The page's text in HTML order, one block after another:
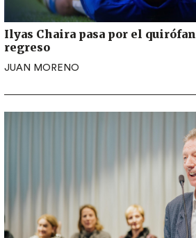
Ilyas Chaira pasa por el
regreso
JUAN MORENO